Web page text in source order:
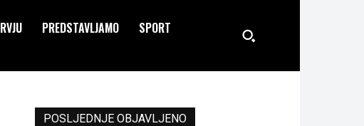
PREDSTAVLJAMO
SPORT
POSLJEDNJE OBJAVLJENO